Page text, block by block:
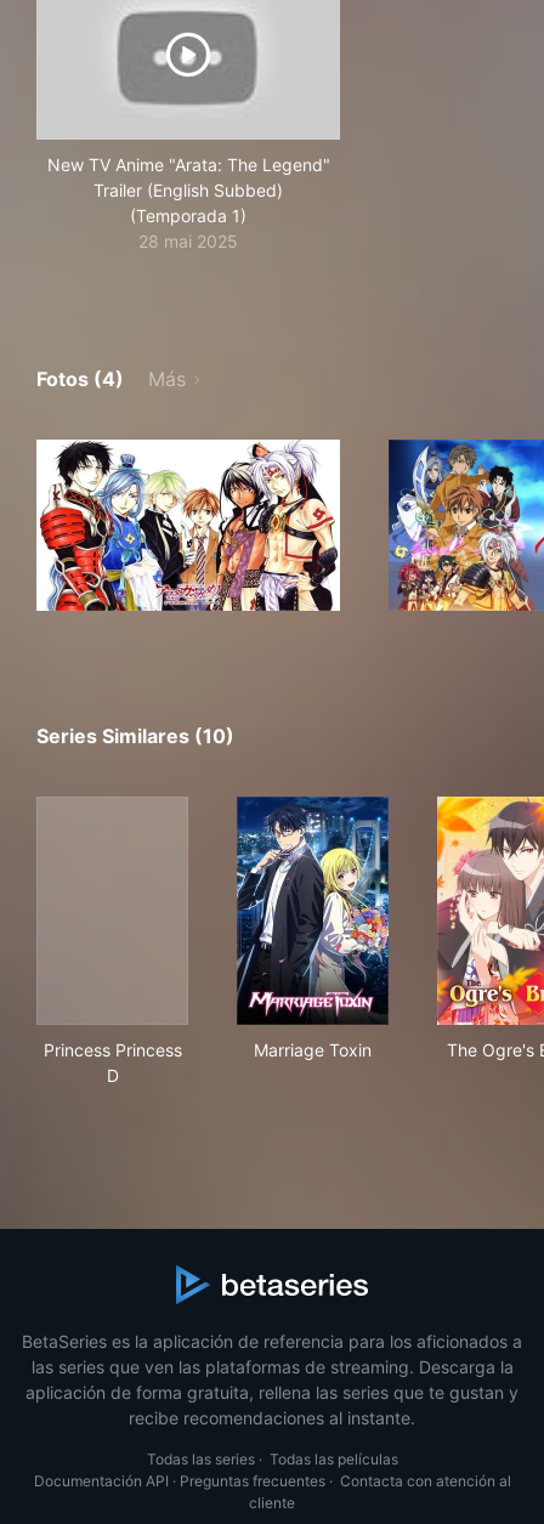
New TV Anime "Arata: The Legend"
Trailer (English Subbed)
(Temporada 1)
28 mai 2025
Fotos (4) Más
Series Similares (10)
Princess Princess
D
Marriage Toxin The Ogre's
BetaSeries es la aplicación de referencia para los aficionados a
las series que ven las plataformas de streaming. Descarga la
aplicación de forma gratuita, rellena las series que te gustan y
recibe recomendaciones al instante.
Todas las series· Todas las películas
Documentación API · Preguntas frecuentes· Contacta con atención al
cliente